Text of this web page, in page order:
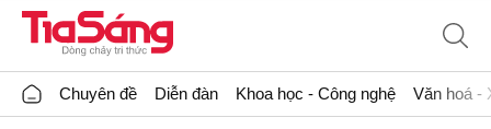
Chuyên đề Diễn đàn Khoa học - Công nghệ Văn hoá -